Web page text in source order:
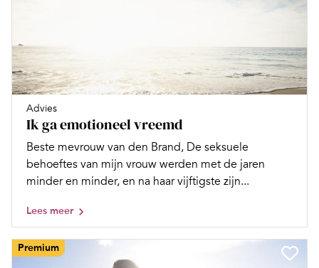
Advies
Ik ga emotioneel vreemd
Beste mevrouw van den Brand, De seksuele
behoeftes van mijn vrouw werden met de jaren
minder en minder, en na haar vijftigste zijn...
Lees meer
Premium